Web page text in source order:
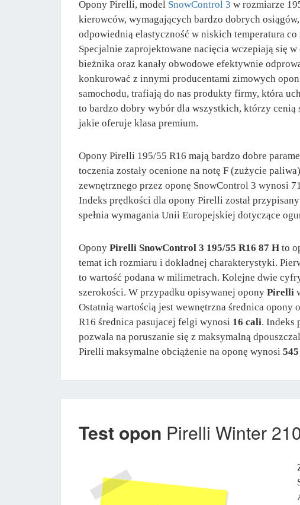
Opony Pirelli, model SnowControl 3 w rozmiarze
kierowców, wymagających bardzo dobrych
odpowiednią elastyczność w niskich temperatura
Specjalnie zaprojektowane nacięcia wczepiają się
bieżnika oraz kanały obwodowe efektywnie
konkurować z innymi producentami zimowych
samochodu, trafiają do nas produkty firmy, która
to bardzo dobry wybór dla wszystkich, którzy
jakie oferuje klasa premium.
Opony Pirelli 195/55 R16 mają bardzo dobre
toczenia zostały ocenione na notę F (zużycie
zewnętrznego przez oponę SnowControl 3 wynosi
Indeks prędkości dla opony Pirelli został
spełnia wymagania Unii Europejskiej dotyczące
Opony Pirelli SnowControl 3 195/55 R16 87 H to
temat ich rozmiaru i dokładnej charakterystyki.
to wartość podana w milimetrach. Kolejne dwie
szerokości. W przypadku opisywanej opony Pirelli
Ostatnią wartością jest wewnętrzna średnica
R16 średnica pasujacej felgi wynosi 16 cali. Indeks
pozwala na poruszanie się z maksymalną
Pirelli maksymalne obciążenie na oponę wynosi
Test opon Pirelli Winter